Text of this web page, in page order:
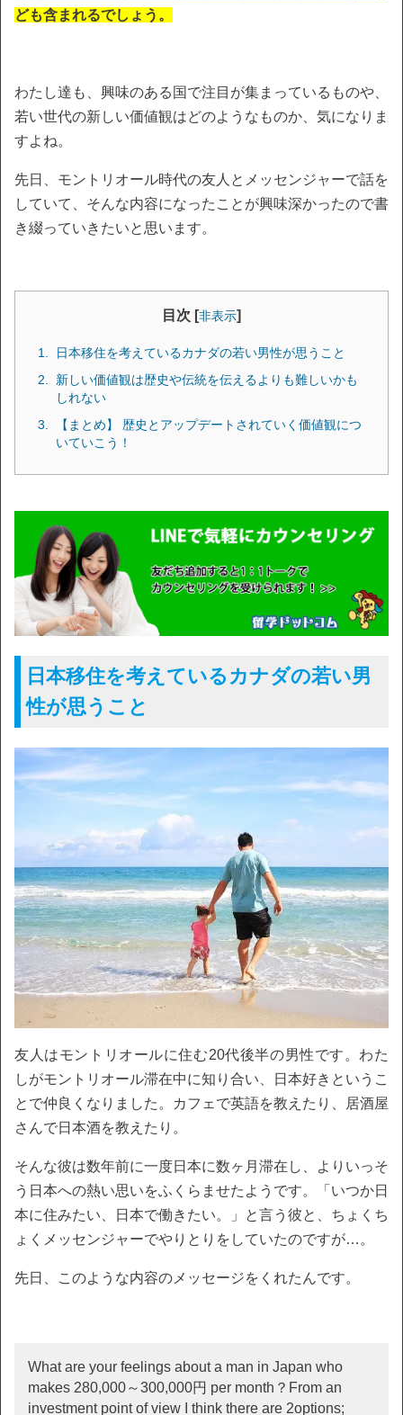
ども含まれるでしょう。
わたし達も、興味のある国で注目が集まっているものや、
若い世代の新しい価値観はどのようなものか、気になりま
すよね。
先日、モントリオール時代の友人とメッセンジャーで話を
していて、そんな内容になったことが興味深かったので書
き綴っていきたいと思います。
目次 [非表示]
日本移住を考えているカナダの若い男性が思うこと
新しい価値観は歴史や伝統を伝えるよりも難しいかも
しれない
【まとめ】 歴史とアップデートされていく価値観につ
いていこう！
日本移住を考えているカナダの若い男
性が思うこと
友人はモントリオールに住む20代後半の男性です。わた
しがモントリオール滞在中に知り合い、日本好きというこ
とで仲良くなりました。カフェで英語を教えたり、居酒屋
さんで日本酒を教えたり。
そんな彼は数年前に一度日本に数ヶ月滞在し、よりいっそ
う日本への熱い思いをふくらませたようです。「いつか日
本に住みたい、日本で働きたい。」と言う彼と、ちょくち
ょくメッセンジャーでやりとりをしていたのですが…。
先日、このような内容のメッセージをくれたんです。
What are your feelings about a man in Japan who
makes 280,000～300,000円 per month？From an
investment point of view I think there are 2options;